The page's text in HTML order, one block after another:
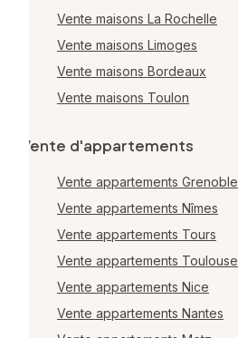
Vente maisons La Rochelle
Vente maisons Limoges
Vente maisons Bordeaux
Vente maisons Toulon
Vente d'appartements
Vente appartements Grenoble
Vente appartements Nîmes
Vente appartements Tours
Vente appartements Toulouse
Vente appartements Nice
Vente appartements Nantes